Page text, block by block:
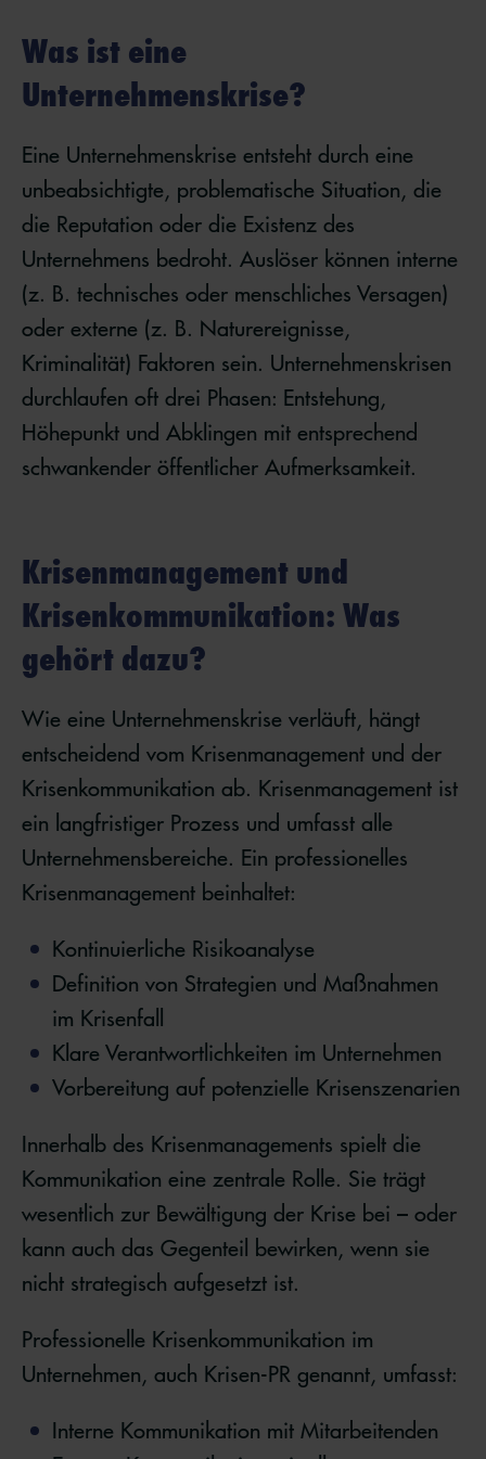
Was ist eine
Unternehmenskrise?
Eine Unternehmenskrise entsteht durch eine
unbeabsichtigte, problematische Situation, die
die Reputation oder die Existenz des
Unternehmens bedroht. Auslöser können interne
(z. B. technisches oder menschliches Versagen)
oder externe (z. B. Naturereignisse,
Kriminalität) Faktoren sein. Unternehmenskrisen
durchlaufen oft drei Phasen: Entstehung,
Höhepunkt und Abklingen mit entsprechend
schwankender öffentlicher Aufmerksamkeit.
Krisenmanagement und
Krisenkommunikation: Was
gehört dazu?
Wie eine Unternehmenskrise verläuft, hängt
entscheidend vom Krisenmanagement und der
Krisenkommunikation ab. Krisenmanagement ist
ein langfristiger Prozess und umfasst alle
Unternehmensbereiche. Ein professionelles
Krisenmanagement beinhaltet:
Kontinuierliche Risikoanalyse
Definition von Strategien und Maßnahmen
im Krisenfall
Klare Verantwortlichkeiten im Unternehmen
Vorbereitung auf potenzielle Krisenszenarien
Innerhalb des Krisenmanagements spielt die
Kommunikation eine zentrale Rolle. Sie trägt
wesentlich zur Bewältigung der Krise bei – oder
kann auch das Gegenteil bewirken, wenn sie
nicht strategisch aufgesetzt ist.
Professionelle Krisenkommunikation im
Unternehmen, auch Krisen-PR genannt, umfasst:
Interne Kommunikation mit Mitarbeitenden